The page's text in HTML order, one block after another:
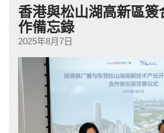
香港與松山湖高新區簽
作備忘錄
2025年8月7日